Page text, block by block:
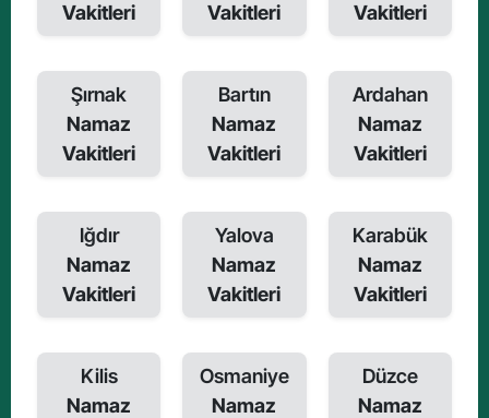
Vakitleri
Vakitleri
Vakitleri
Şırnak
Namaz
Vakitleri
Bartın
Namaz
Vakitleri
Ardahan
Namaz
Vakitleri
Iğdır
Namaz
Vakitleri
Yalova
Namaz
Vakitleri
Karabük
Namaz
Vakitleri
Kilis
Namaz
Osmaniye
Namaz
Düzce
Namaz